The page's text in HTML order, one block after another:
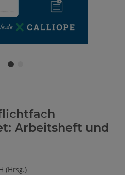
Arbeitsheft und
(Hrsg.)